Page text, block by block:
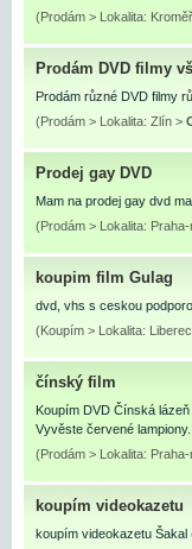
(Prodám > Lokalita:
Prodám DVD filmy
Prodám různé DVD filmy
(Prodám > Lokalita: Zlín >
Prodej gay DVD
Mam na prodej gay dvd
(Prodám > Lokalita:
koupim film Gulag
dvd, vhs s ceskou
(Koupím > Lokalita:
čínský film
Koupím DVD Čínská
Vyvěste červené
(Prodám > Lokalita:
koupím videokazetu
koupím videokazetu